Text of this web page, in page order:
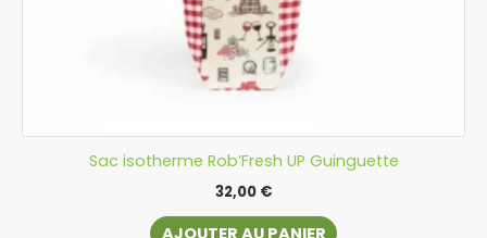
Sac isotherme Rob’Fresh UP Guinguette
32,00 €
AJOUTER AU PANIER